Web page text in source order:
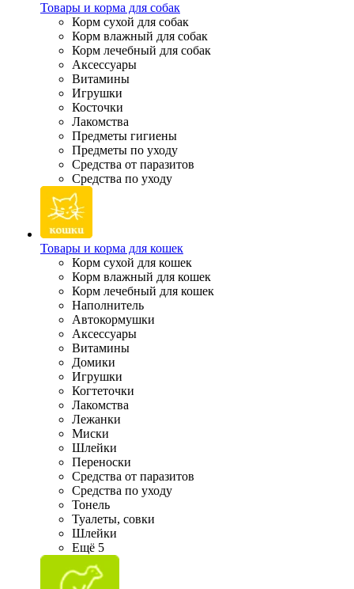
Товары и корма для собак
Корм сухой для собак
Корм влажный для собак
Корм лечебный для собак
Аксессуары
Витамины
Игрушки
Косточки
Лакомства
Предметы гигиены
Предметы по уходу
Средства от паразитов
Средства по уходу
Товары и корма для кошек
Корм сухой для кошек
Корм влажный для кошек
Корм лечебный для кошек
Наполнитель
Автокормушки
Аксессуары
Витамины
Домики
Игрушки
Когтеточки
Лакомства
Лежанки
Миски
Шлейки
Переноски
Средства от паразитов
Средства по уходу
Тонель
Туалеты, совки
Шлейки
Ещё 5